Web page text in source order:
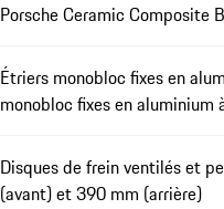
Porsche Ceramic Composite
Étriers monobloc fixes en
monobloc fixes en aluminium
Disques de frein ventilés et
(avant) et 390 mm (arrière)